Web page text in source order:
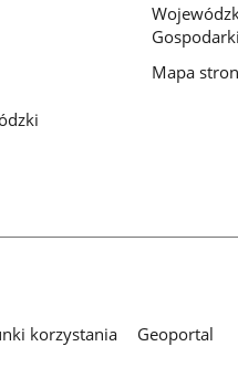
Mapa
korzystania
Geoportal